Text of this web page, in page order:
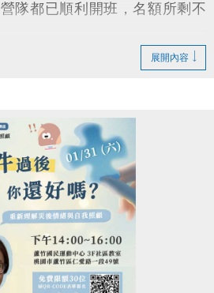
隊都已順利開班，名額所剩不
，只差幾位小小探險家就能啟
薇」一起勇闖雪樂園，
冬日回憶吧～
享9折優惠，三梯享88折優惠!!
可報名，把握最後機會！
請別錯過囉
展開內容